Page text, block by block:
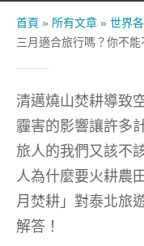
首頁 » 所有文章 » 世界
三月適合旅行嗎？你不
清邁燒山焚耕導致
霾害的影響讓許多
旅人的我們又該不
人為什麼要火耕農
月焚耕」對泰北旅
解答！